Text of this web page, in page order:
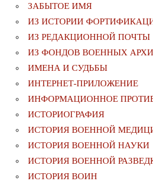
ЗАБЫТОЕ ИМЯ
ИЗ ИСТОРИИ
ИЗ РЕДАКЦИОННОЙ ПОЧТЫ
ИЗ ФОНДОВ ВОЕННЫХ
ИМЕНА И СУДЬБЫ
ИНТЕРНЕТ-ПРИЛОЖЕНИЕ
ИНФОРМАЦИОННОЕ
ИСТОРИОГРАФИЯ
ИСТОРИЯ ВОЕННОЙ
ИСТОРИЯ ВОЕННОЙ НАУКИ
ИСТОРИЯ ВОЕННОЙ
ИСТОРИЯ ВОИН